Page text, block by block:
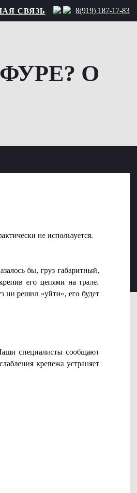
СВЯЗЬ 8(919) 187-17-83
О
не используется.
бы, груз габаритный,
его цепями на трале.
ни решил «уйти», его будет
специалисты сообщают
крепежа устраняет